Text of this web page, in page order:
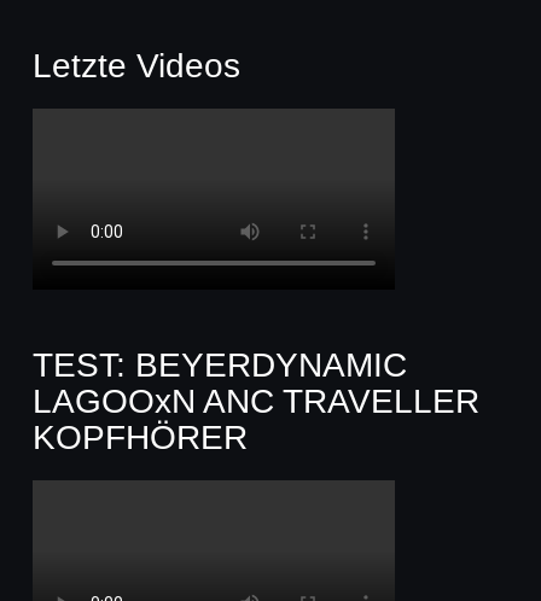
Letzte Videos
TEST: BEYERDYNAMIC
LAGOOxN ANC TRAVELLER
KOPFHÖRER